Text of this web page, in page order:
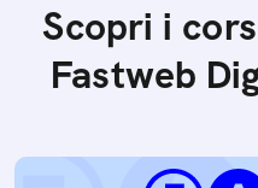
Scopri i
Fastweb